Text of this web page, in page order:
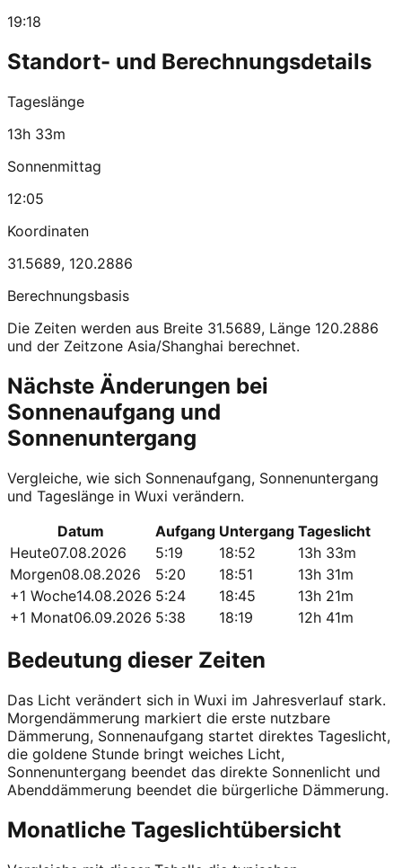
19:18
Standort- und Berechnungsdetails
Tageslänge
13h 33m
Sonnenmittag
12:05
Koordinaten
31.5689, 120.2886
Berechnungsbasis
Die Zeiten werden aus Breite 31.5689, Länge 120.2886
und der Zeitzone Asia/Shanghai berechnet.
Nächste Änderungen bei
Sonnenaufgang und
Sonnenuntergang
Vergleiche, wie sich Sonnenaufgang, Sonnenuntergang
und Tageslänge in Wuxi verändern.
Datum
Aufgang Untergang Tageslicht
Heute07.08.2026 5:19 18:52
13h 33m
Morgen08.08.2026 5:20 18:51
13h 31m
+1 Woche14.08.2026 5:24 18:45
13h 21m
+1 Monat06.09.2026 5:38 18:19 12h 41m
Bedeutung dieser Zeiten
Das Licht verändert sich in Wuxi im Jahresverlauf stark.
Morgendämmerung markiert die erste nutzbare
Dämmerung, Sonnenaufgang startet direktes Tageslicht,
die goldene Stunde bringt weiches Licht,
Sonnenuntergang beendet das direkte Sonnenlicht und
Abenddämmerung beendet die bürgerliche Dämmerung.
Monatliche Tageslichtübersicht